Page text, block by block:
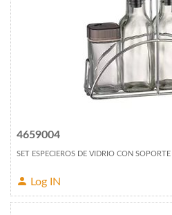
4659004
SET ESPECIEROS DE VIDRIO CON
Log IN